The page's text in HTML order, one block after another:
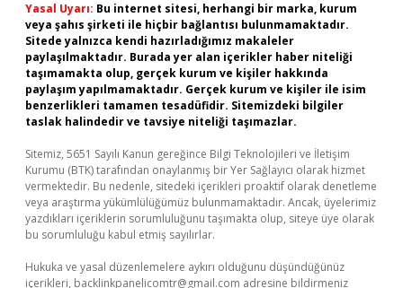
Yasal Uyarı: Bu internet sitesi, herhangi bir marka, kurum
veya şahıs şirketi ile hiçbir bağlantısı bulunmamaktadır.
Sitede yalnızca kendi hazırladığımız makaleler
paylaşılmaktadır. Burada yer alan içerikler haber niteliği
taşımamakta olup, gerçek kurum ve kişiler hakkında
paylaşım yapılmamaktadır. Gerçek kurum ve kişiler ile isim
benzerlikleri tamamen tesadüfidir. Sitemizdeki bilgiler
taslak halindedir ve tavsiye niteliği taşımazlar.
Sitemiz, 5651 Sayılı Kanun gereğince Bilgi Teknolojileri ve İletişim
Kurumu (BTK) tarafından onaylanmış bir Yer Sağlayıcı olarak hizmet
vermektedir. Bu nedenle, sitedeki içerikleri proaktif olarak denetleme
veya araştırma yükümlülüğümüz bulunmamaktadır. Ancak, üyelerimiz
yazdıkları içeriklerin sorumluluğunu taşımakta olup, siteye üye olarak
bu sorumluluğu kabul etmiş sayılırlar.
Hukuka ve yasal düzenlemelere aykırı olduğunu düşündüğünüz
içerikleri, backlinkpanelicomtr@gmail.com adresine bildirmeniz